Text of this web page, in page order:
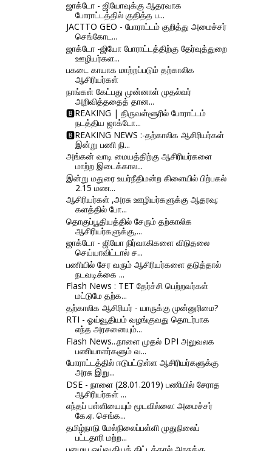
ஜாக்டோ - ஜியோவுக்கு ஆதரவாக
போராட்டத்தில் குதித்த ப...
JACTTO GEO - போராட்டம் குறித்து அமைச்சர்
செங்கோட...
ஜாக்டோ -ஜியோ போராட்டத்திற்கு தேர்வுத்துறை
ஊழியர்கள...
பகடை காயாக மாற்றப்படும் தற்காலிக
ஆசிரியர்கள்
நாங்கள் கேட்பது முன்னாள் முதல்வர்
அறிவித்ததைத் தான...
🅱REAKING | திருவள்ளூரில் போராட்டம்
நடத்திய ஜாக்டோ...
🅱REAKING NEWS :-தற்காலிக ஆசிரியர்கள்
இன்று பணி நி...
அங்கன் வாடி மையத்திற்கு ஆசிரியர்களை
மாற்ற இடைக்கால...
இன்று மதுரை உயர்நீதிமன்ற கிளையில் பிற்பகல்
2.15 மண...
ஆசிரியர்கள் ,அரசு ஊழியர்களுக்கு ஆதரவு;
களத்தில் போ...
தொகுப்பூதியத்தில் சேரும் தற்காலிக
ஆசிரியர்களுக்கு,...
ஜாக்டோ - ஜியோ நிர்வாகிகளை விடுதலை
செய்யாவிட்டால் ச...
பணியில் சேர வரும் ஆசிரியர்களை தடுத்தால்
நடவடிக்கை ...
Flash News : TET தேர்ச்சி பெற்றவர்கள்
மட்டுமே தற்க...
தற்காலிக ஆசிரியர் - யாருக்கு முன்னுரிமை?
RTI - ஓய்வூதியம் வழங்குவது தொடர்பாக
எந்த அரசனையும்...
Flash News...நாளை முதல் DPI அலுவலக
பணியாளர்களும் வ...
போராட்டத்தில் ஈடுபட்டுள்ள ஆசிரியர்களுக்கு
அரசு இறு...
DSE - நாளை (28.01.2019) பணியில் சேராத
ஆசிரியர்கள் ...
எந்தப் பள்ளியையும் மூடவில்லை: அமைச்சர்
கே.ஏ. செங்க...
தமிழ்நாடு மேல்நிலைப்பள்ளி முதுநிலைப்
பட்டதாரி மற்ற...